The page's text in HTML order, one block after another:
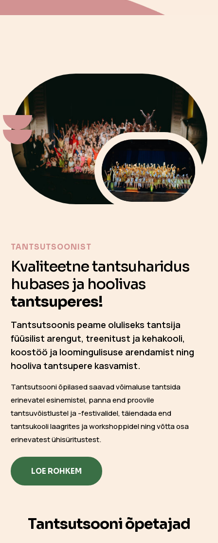
TANTSUTSOONIST
Kvaliteetne tantsuharidus
hubases ja hoolivas
tantsuperes!
Tantsutsoonis peame oluliseks tantsija
füüsilist arengut, treenitust ja kehakooli,
koostöö ja loomingulisuse arendamist ning
hooliva tantsupere kasvamist.
Tantsutsooni õpilased saavad võimaluse tantsida
erinevatel esinemistel, panna end proovile
tantsuvõistlustel ja -festivalidel, täiendada end
tantsukooli laagrites ja workshoppidel ning võtta osa
erinevatest ühisüritustest.
LOE ROHKEM
Tantsutsooni õpetajad